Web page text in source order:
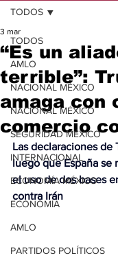
TODOS
AMLO
NACIONAL MÉXICO
NACIONAL MÉXICO
SEGURIDAD MÉXICO
INTERNACIONAL
ECONOMÍA MÉXICO
ECONOMÍA
AMLO
PARTIDOS POLÍTICOS
TODOS
“Es un
terrible”:
amaga con
comercio
3 mar
Las declaraciones de
luego que España se
el uso de dos bases
contra Irán